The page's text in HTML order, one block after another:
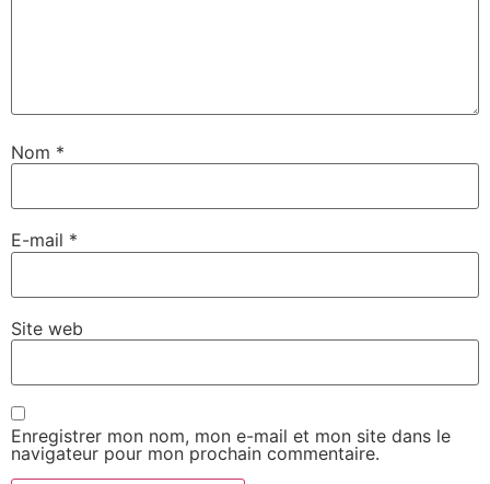
Nom *
E-mail *
Site web
Enregistrer mon nom, mon e-mail et mon site dans le
navigateur pour mon prochain commentaire.